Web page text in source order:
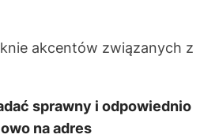
akcentów związanych z
sprawny i odpowiednio
na adres